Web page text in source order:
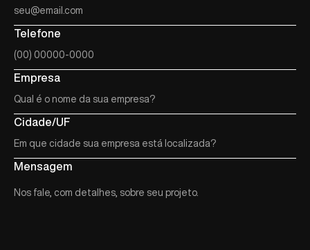
Telefone
Empresa
Cidade/UF
Mensagem